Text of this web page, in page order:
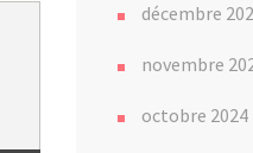
décembre
novembre
octobre 2024